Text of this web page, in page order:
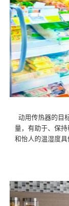
动用传热器的目
量，有助于、保
和怡人的温湿度